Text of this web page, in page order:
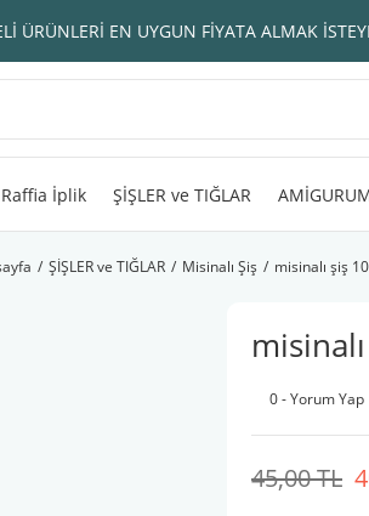
ÜRÜNLERİ EN UYGUN FİYATA ALMAK
Raffia İplik ŞİŞLER ve TIĞLAR
ŞİŞLER ve TIĞLAR Misinalı Şiş misinalı şiş
0 - Yorum Yap
45,00 TL